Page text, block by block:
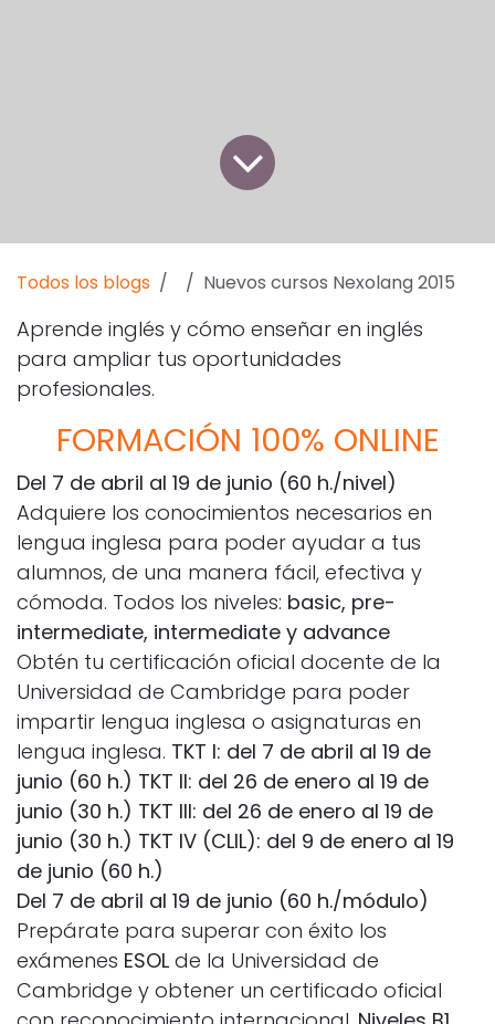
Todos los blogs Nuevos cursos Nexolang 2015
Aprende inglés y cómo enseñar en inglés
para ampliar tus oportunidades
profesionales.
FORMACIÓN 100% ONLINE
Del 7 de abril al 19 de junio (60 h./nivel)
Adquiere los conocimientos necesarios en
lengua inglesa para poder ayudar a tus
alumnos, de una manera fácil, efectiva y
cómoda. Todos los niveles: basic, pre-
intermediate, intermediate y advance
Obtén tu certificación oficial docente de la
Universidad de Cambridge para poder
impartir lengua inglesa o asignaturas en
lengua inglesa. TKT I: del 7 de abril al 19 de
junio (60 h.) TKT II: del 26 de enero al 19 de
junio (30 h.) TKT III: del 26 de enero al 19 de
junio (30 h.) TKT IV (CLIL): del 9 de enero al 19
de junio (60 h.)
Del 7 de abril al 19 de junio (60 h./módulo)
Prepárate para superar con éxito los
exámenes ESOL de la Universidad de
Cambridge y obtener un certificado oficial